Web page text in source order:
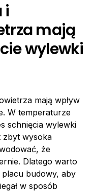
i
mają
wylewki
mają wpływ
W temperaturze
schnięcia wylewki
zbyt wysoka
że
Dlatego warto
budowy, aby
w sposób